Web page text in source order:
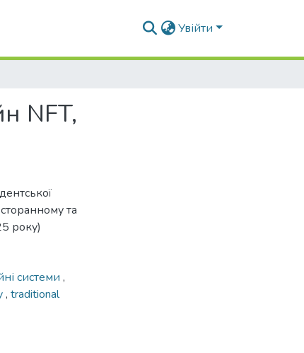
Увійти
NFT,
та
року)
системи ,
, traditional